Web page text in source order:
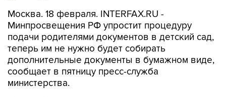
Москва. 18 февраля. INTERFAX.RU -
Минпросвещения РФ упростит процедуру
подачи родителями документов в детский сад,
теперь им не нужно будет собирать
дополнительные документы в бумажном виде,
сообщает в пятницу пресс-служба
министерства.